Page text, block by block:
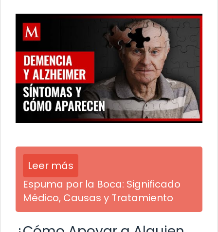
Leer más
Espuma por la Boca: Significado
Médico, Causas y Tratamiento